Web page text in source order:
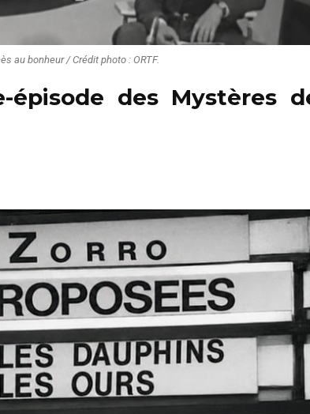
au bonheur / Crédit photo : ORTF.
épisode des Mystères